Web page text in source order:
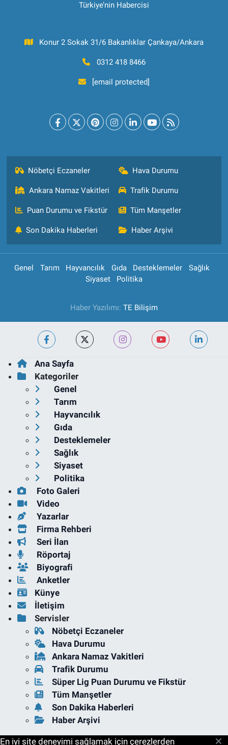
Türkiye’nin Habercisi
Konur 2 Sokak 31/6 Bakanlıklar Çankaya/Ankara
0312 418 8466
[email protected]
Nöbetçi Eczaneler Hava Durumu
Ankara Namaz Vakitleri Trafik Durumu
Puan Durumu ve Fikstür Tüm Manşetler
Son Dakika Haberleri Haber Arşivi
Genel Tarım Hayvancılık Gıda Desteklemeler
Sağlık
Siyaset
Politika
Haber Yazılımı: TE Bilişim
Ana Sayfa
Kategoriler
Genel
Tarım
Hayvancılık
Gıda
Desteklemeler
Sağlık
Siyaset
Politika
Foto Galeri
Video
Yazarlar
Firma Rehberi
Seri İlan
Röportaj
Biyografi
Anketler
Künye
İletişim
Servisler
Nöbetçi Eczaneler
Hava Durumu
Ankara Namaz Vakitleri
Trafik Durumu
Süper Lig Puan Durumu ve Fikstür
Tüm Manşetler
Son Dakika Haberleri
Haber Arşivi
En iyi site deneyimi sağlamak için çerezlerden